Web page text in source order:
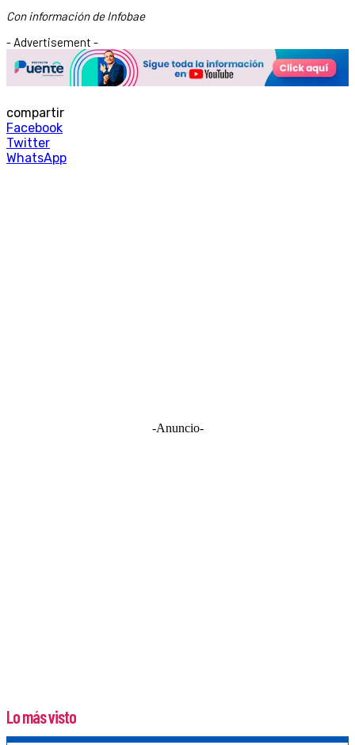
Con información de Infobae
- Advertisement -
compartir
Facebook
Twitter
WhatsApp
-Anuncio-
Lo más visto